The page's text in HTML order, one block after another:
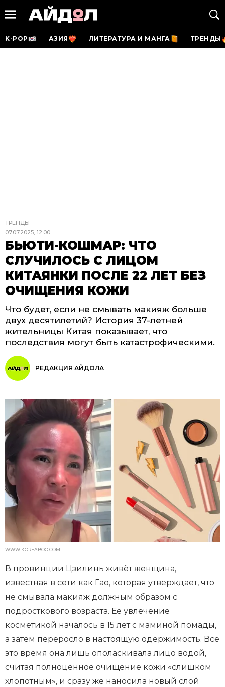
K-POP АЗИЯ ЛИТЕРАТУРА И МАНГА ТРЕНДЫ
ТРЕНДЫ
07.07.2025, 12:00
БЬЮТИ-КОШМАР: ЧТО
СЛУЧИЛОСЬ С ЛИЦОМ
КИТАЯНКИ ПОСЛЕ 22 ЛЕТ БЕЗ
ОЧИЩЕНИЯ КОЖИ
Что будет, если не смывать макияж больше
двух десятилетий? История 37-летней
жительницы Китая показывает, что
последствия могут быть катастрофическими.
РЕДАКЦИЯ АЙДОЛА
WWW.KOREABOO.COM
В провинции Цзилинь живёт женщина,
известная в сети как Гао, которая утверждает, что
не смывала макияж должным образом с
подросткового возраста. Её увлечение
косметикой началось в 15 лет с маминой помады,
а затем переросло в настоящую одержимость. Всё
это время она лишь ополаскивала лицо водой,
считая полноценное очищение кожи «слишком
хлопотным», и сразу же наносила новый слой